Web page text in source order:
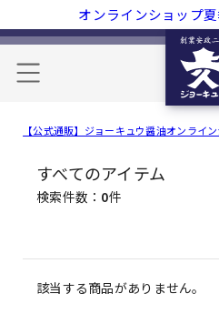
オンラインショップ
【公式通販】ジョーキュウ醤油オンライ
すべてのアイテム
検索件数 0件
該当する商品がありません。